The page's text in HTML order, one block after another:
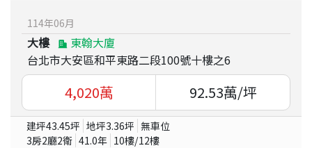
114年06月
大樓
東翰大廈
台北市大安區和平東路二段100號十樓之6
4,020萬 92.53萬/坪
建坪43.45坪 地坪3.36坪 無車位
3房2廳2衛 41.0年 10樓/12樓